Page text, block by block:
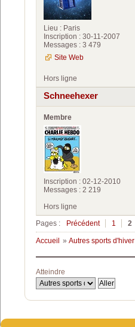
Lieu : Paris
Inscription : 30-11-2007
Messages : 3 479
Site Web
Hors ligne
Schneehexer
Membre
Inscription : 02-12-2010
Messages : 2 219
Hors ligne
Pages :
Précédent 1 2
Accueil » Autres sports d'hiver
Atteindre